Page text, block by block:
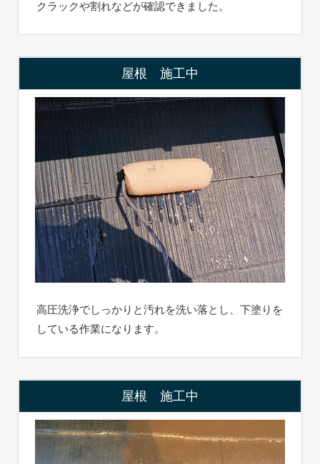
クラックや割れなどが確認できました。
屋根 施工中
高圧洗浄でしっかりと汚れを洗い落とし、下塗りを
している作業になります。
屋根 施工中